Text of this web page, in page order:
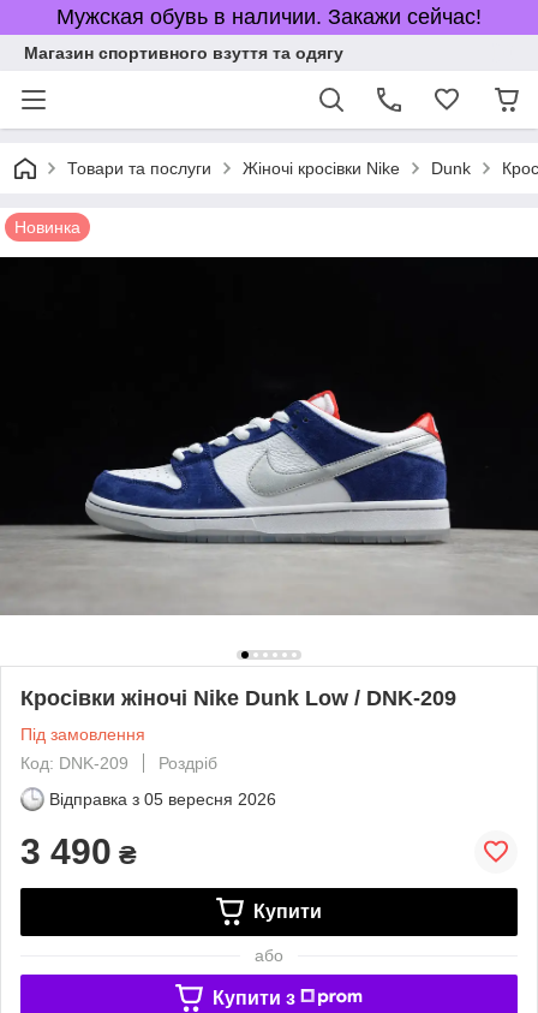
Мужская обувь в наличии. Закажи сейчас!
Магазин спортивного взуття та одягу
Товари та послуги Жіночі кросівки Nike Dunk
Новинка
Кросівки жіночі Nike Dunk Low / DNK-209
Під замовлення
Код: DNK-209
Роздріб
Відправка з 05 вересня 2026
3 490 ₴
Купити
або
Купити з